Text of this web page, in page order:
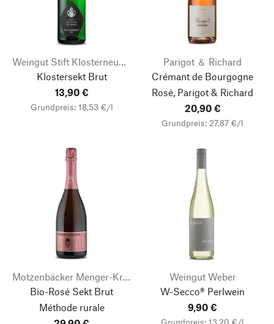
Weingut Stift Klosterneuburg
Klostersekt Brut
13,90 €
Grundpreis: 18,53 €/l
Parigot ＆ Richard
Crémant de Bourgogne
Rosé, Parigot & Richard
20,90 €
Grundpreis: 27,87 €/l
Motzenbäcker Menger-Krug
Bio-Rosé Sekt Brut
Méthode rurale
Weingut Weber
W-Secco® Perlwein
9,90 €
Grundpreis: 13,20 €/l